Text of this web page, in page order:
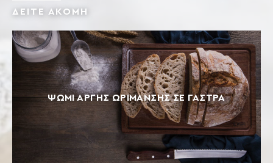
ΔΕΙΤΕ ΑΚΟΜΗ
ΨΩΜΊ ΑΡΓΉΣ ΩΡΊΜΑΝΣΗΣ ΣΕ ΓΆΣΤΡΑ